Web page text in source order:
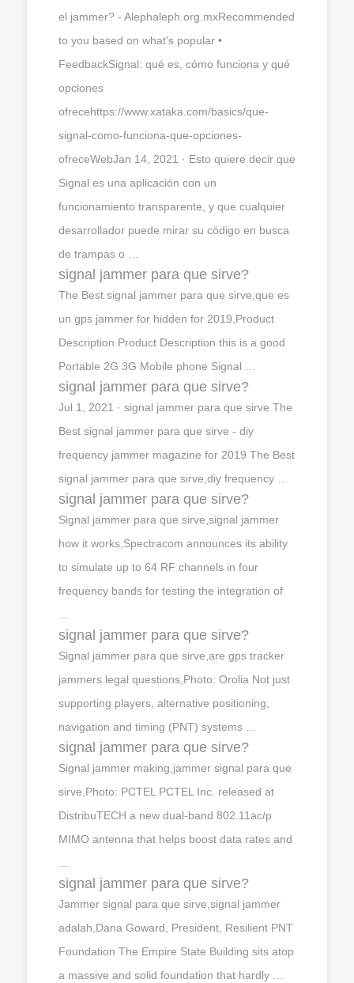
el jammer? - Alephaleph.org.mxRecommended
to you based on what's popular •
FeedbackSignal: qué es, cómo funciona y qué
opciones
ofrecehttps://www.xataka.com/basics/que-
signal-como-funciona-que-opciones-
ofreceWebJan 14, 2021 · Esto quiere decir que
Signal es una aplicación con un
funcionamiento transparente, y que cualquier
desarrollador puede mirar su código en busca
de trampas o …
signal jammer para que sirve?
The Best signal jammer para que sirve,que es
un gps jammer for hidden for 2019,Product
Description Product Description this is a good
Portable 2G 3G Mobile phone Signal …
signal jammer para que sirve?
Jul 1, 2021 · signal jammer para que sirve The
Best signal jammer para que sirve - diy
frequency jammer magazine for 2019 The Best
signal jammer para que sirve,diy frequency …
signal jammer para que sirve?
Signal jammer para que sirve,signal jammer
how it works,Spectracom announces its ability
to simulate up to 64 RF channels in four
frequency bands for testing the integration of
signal jammer para que sirve?
Signal jammer para que sirve,are gps tracker
jammers legal questions,Photo: Orolia Not just
supporting players, alternative positioning,
navigation and timing (PNT) systems …
signal jammer para que sirve?
Signal jammer making,jammer signal para que
sirve,Photo: PCTEL PCTEL Inc. released at
DistribuTECH a new dual-band 802.11ac/p
MIMO antenna that helps boost data rates and
signal jammer para que sirve?
Jammer signal para que sirve,signal jammer
adalah,Dana Goward, President, Resilient PNT
Foundation The Empire State Building sits atop
a massive and solid foundation that hardly …